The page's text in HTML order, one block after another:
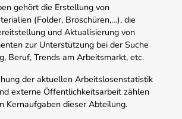
gehört die Erstellung von
(Folder, Broschüren,…), die
und Aktualisierung von
zur Unterstützung bei der Suche
Beruf, Trends am Arbeitsmarkt, etc.
der aktuellen Arbeitslosenstatistik
externe Öffentlichkeitsarbeit zählen
Kernaufgaben dieser Abteilung.